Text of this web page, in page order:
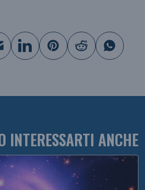
INTERESSARTI ANCHE